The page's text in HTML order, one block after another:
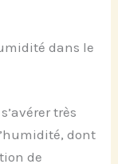
dans le
très
dont
de